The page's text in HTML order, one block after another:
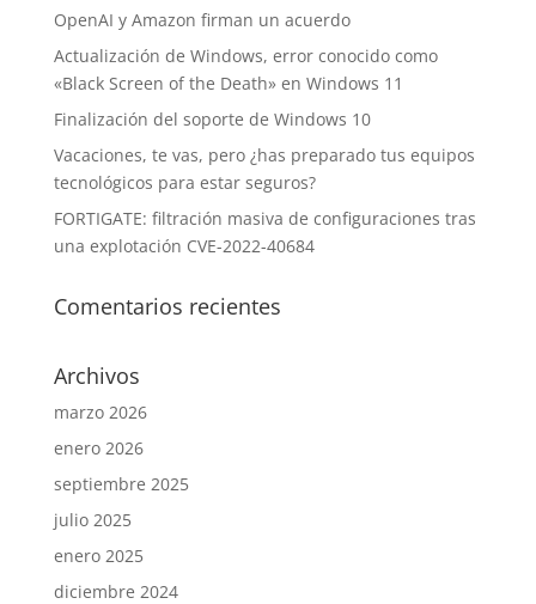
OpenAI y Amazon firman un acuerdo
Actualización de Windows, error conocido como
«Black Screen of the Death» en Windows 11
Finalización del soporte de Windows 10
Vacaciones, te vas, pero ¿has preparado tus equipos
tecnológicos para estar seguros?
FORTIGATE: filtración masiva de configuraciones tras
una explotación CVE-2022-40684
Comentarios recientes
Archivos
marzo 2026
enero 2026
septiembre 2025
julio 2025
enero 2025
diciembre 2024